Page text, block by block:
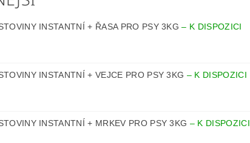
INSTANTNÍ + ŘASA PRO PSY 3KG– K DISPOZICI
INSTANTNÍ + VEJCE PRO PSY 3KG – K DISPOZICI
INSTANTNÍ + MRKEV PRO PSY 3KG – K DISPOZICI